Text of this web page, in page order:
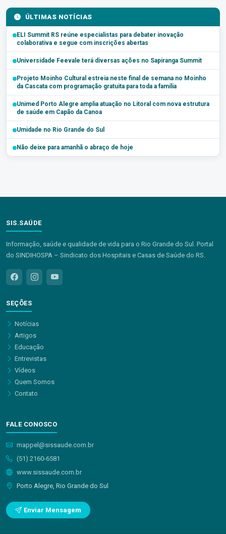
ÚLTIMAS NOTÍCIAS
ELI Summit RS reúne especialistas para debater inovação
colaborativa e segue com inscrições abertas
Universidade Feevale terá diversas ações no Sapiranga Summit
Projeto Moinho Cultural estreia neste final de semana no Moinho
da Cascata com programação gratuita para toda a família
Unimed Porto Alegre amplia atuação no Litoral com nova estrutura
de saúde em Capão da Canoa
Umidade no Rio Grande do Sul
Não deixe para amanhã o abraço de hoje
SIS.SAÚDE
Informação, saúde e qualidade de vida para o Rio Grande do Sul. Portal
do SINDIHOSPA – Sindicato dos Hospitais e Casas de Saúde do RS.
SEÇÕES
Notícias
Artigos
Educação
Entrevistas
Vídeos
Quem Somos
Contato
FALE CONOSCO
mappel@sissaude.com.br
(51) 2160-6581
www.sissaude.com.br
Porto Alegre, Rio Grande do Sul
Enviar Mensagem